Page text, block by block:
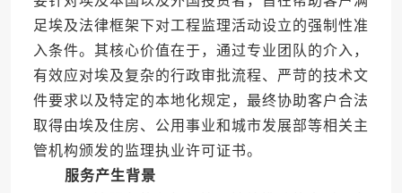
足埃及法律框架下对工程监理活动设立的强制性准
入条件。其核心价值在于，通过专业团队的介入，
有效应对埃及复杂的行政审批流程、严苛的技术文
件要求以及特定的本地化规定，最终协助客户合法
取得由埃及住房、公用事业和城市发展部等相关主
管机构颁发的监理执业许可证书。
服务产生背景